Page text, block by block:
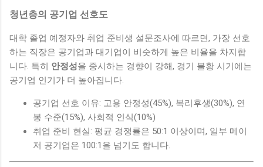
청년층의 공기업 선호도
대학 졸업 예정자와 취업 준비생 설문조사에 따르면, 가장 선호
하는 직장은 공기업과 대기업이 비슷하게 높은 비율을 차지합
니다. 특히 안정성을 중시하는 경향이 강해, 경기 불황 시기에는
공기업 인기가 더 높아집니다.
공기업 선호 이유: 고용 안정성(45%), 복리후생(30%), 연
봉 수준(15%), 사회적 인식(10%)
취업 준비 현실: 평균 경쟁률은 50:1 이상이며, 일부 메이
저 공기업은 100:1을 넘기도 합니다.